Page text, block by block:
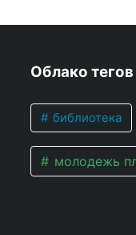
Облако тегов
библиотека
молодежь